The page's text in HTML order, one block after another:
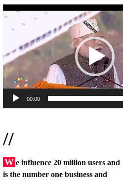
Video
00:00
//
W e influence 20 million users and
is the number one business and